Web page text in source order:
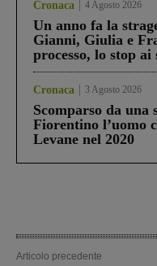
Cronaca 4 Agosto 2026
Un anno fa la
Gianni, Giulia e
processo, lo stop
Cronaca 3 Agosto 2026
Scomparso da
Fiorentino l’uomo
Levane nel 2020
Articolo precedente